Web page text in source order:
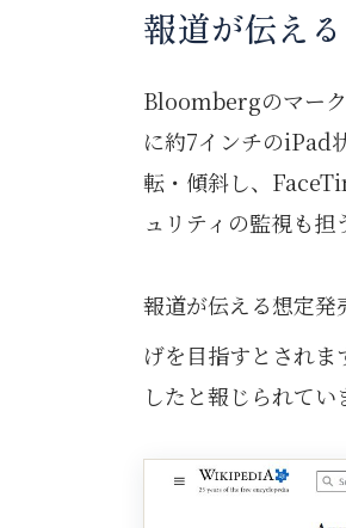
報道が伝え
Bloombergのマー
に約7インチのiPad
転・傾斜し、
ュリティの監視も担
報道が伝える想定発
げを目指すとされ
したと報じられて